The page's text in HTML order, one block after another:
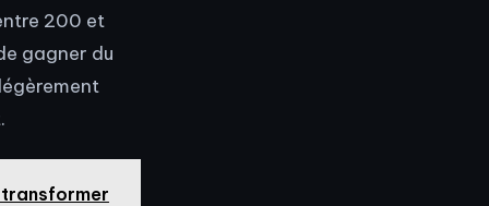
200 et
gagner du
transformer